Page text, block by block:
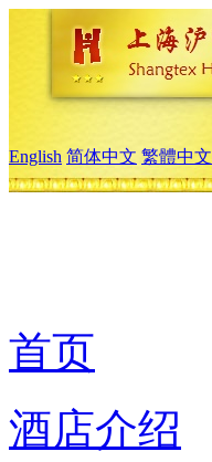
English 简体中文 繁體中文
首页
酒店介绍